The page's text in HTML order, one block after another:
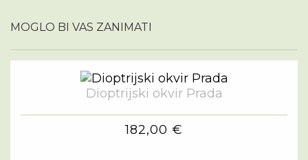
MOGLO BI VAS ZANIMATI
Dioptrijski okvir Prada
182,00 €